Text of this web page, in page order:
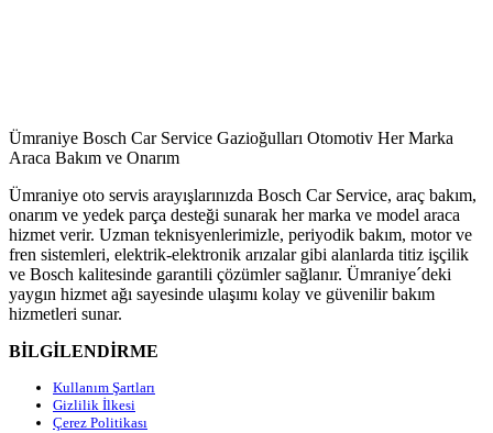
Ümraniye Bosch Car Service Gazioğulları Otomotiv Her Marka
Araca Bakım ve Onarım
Ümraniye oto servis arayışlarınızda Bosch Car Service, araç bakım,
onarım ve yedek parça desteği sunarak her marka ve model araca
hizmet verir. Uzman teknisyenlerimizle, periyodik bakım, motor ve
fren sistemleri, elektrik-elektronik arızalar gibi alanlarda titiz işçilik
ve Bosch kalitesinde garantili çözümler sağlanır. Ümraniye´deki
yaygın hizmet ağı sayesinde ulaşımı kolay ve güvenilir bakım
hizmetleri sunar.
BİLGİLENDİRME
Kullanım Şartları
Gizlilik İlkesi
Çerez Politikası